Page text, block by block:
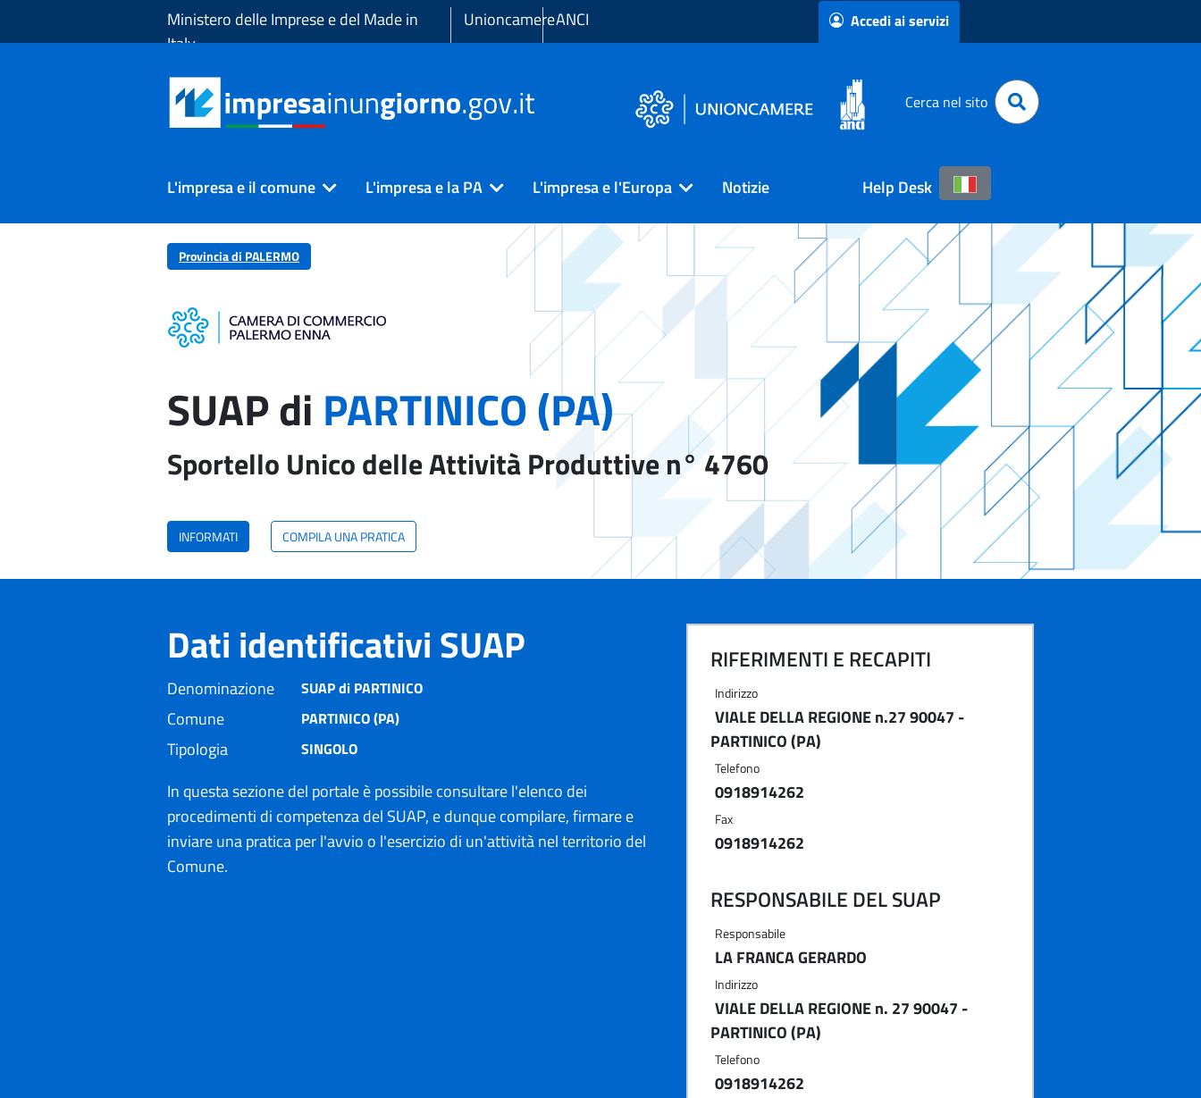
Ministero delle Imprese e del Made in
Italy
UnioncamereANCI Accedi ai servizi
Cerca nel sito
L'impresa e il comune L'impresa e la PA L'impresa e l'Europa Notizie Help Desk
Provincia di PALERMO
SUAP di PARTINICO (PA)
Sportello Unico delle Attività Produttive n° 4760
INFORMATI COMPILA UNA PRATICA
Dati identificativi SUAP
Denominazione SUAP di PARTINICO
Comune PARTINICO (PA)
Tipologia SINGOLO
In questa sezione del portale è possibile consultare l'elenco dei
procedimenti di competenza del SUAP, e dunque compilare, firmare e
inviare una pratica per l'avvio o l'esercizio di un'attività nel territorio del
Comune.
RIFERIMENTI E RECAPITI
Indirizzo
VIALE DELLA REGIONE n.27 90047 -
PARTINICO (PA)
Telefono
0918914262
Fax
0918914262
RESPONSABILE DEL SUAP
Responsabile
LA FRANCA GERARDO
Indirizzo
VIALE DELLA REGIONE n. 27 90047 -
PARTINICO (PA)
Telefono
0918914262